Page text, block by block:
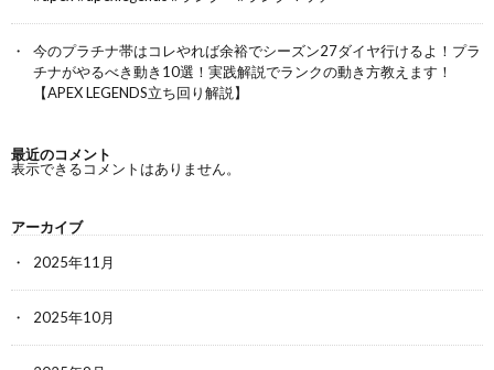
今のプラチナ帯はコレやれば余裕でシーズン27ダイヤ行けるよ！プラ
チナがやるべき動き10選！実践解説でランクの動き方教えます！
【APEX LEGENDS立ち回り解説】
最近のコメント
表示できるコメントはありません。
アーカイブ
2025年11月
2025年10月